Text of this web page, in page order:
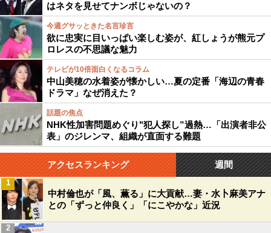
はネタを見せてナンボじゃないの？
今週グサッときた名言珍言
欲に忠実に目いっぱい楽しむ姿が、紅しょうが熊元プ
ロレスの不思議な魅力
テレビが10倍面白くなるコラム
中山美穂の水着姿が懐かしい…夏の定番「海辺の青春
ドラマ」なぜ消えた？
話題の焦点
NHK性加害問題めぐり"犯人探し”過熱…「出演者非公
表」のジレンマ、組織が直面する難題
アクセスランキング 週間
中村倫也が「風、薫る」に大貢献…妻・水卜麻美アナ
との「ずっと仲良く」「にこやかな」近況
1
2